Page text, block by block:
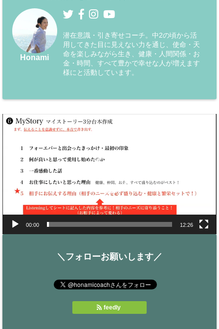
Honami
潜在意識・引き寄せコーチ。中2の頃から活
用してきた目に見えない力を通じ、使命・天
命を楽しみながら生き、健康・人間関係・お
金・時間、すべて豊かで幸せな人が増えます
様にと活動しています。
動
00:00 12:26
＼フォローお願いします／
feedly